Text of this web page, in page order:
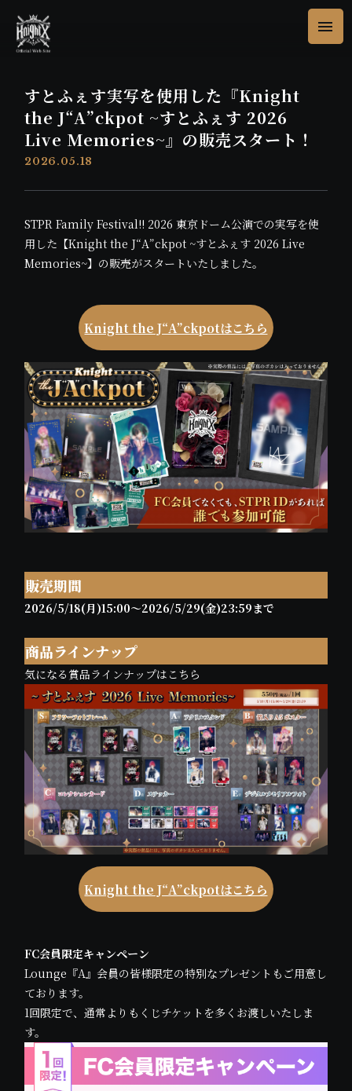
すとふぇす実写を使用した『Knight
the J“A”ckpot ~すとふぇす 2026
Live Memories~』の販売スタート！
2026.05.18
STPR Family Festival!! 2026 東京ドーム公演での実写を使
用した【Knight the J“A”ckpot ~すとふぇす 2026 Live
Memories~】の販売がスタートいたしました。
Knight the J“A”ckpotはこちら
販売期間
2026/5/18(月)15:00〜2026/5/29(金)23:59まで
商品ラインナップ
気になる賞品ラインナップはこちら
Knight the J“A”ckpotはこちら
FC会員限定キャンペーン
Lounge『A』会員の皆様限定の特別なプレゼントもご用意し
ております。
1回限定で、通常よりもくじチケットを多くお渡しいたしま
す。